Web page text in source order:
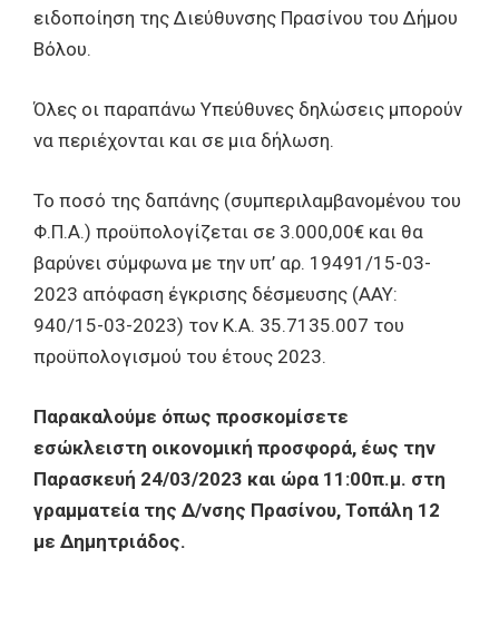
ειδοποίηση της Διεύθυνσης Πρασίνου του Δήμου
Βόλου.
Όλες οι παραπάνω Υπεύθυνες δηλώσεις μπορούν
να περιέχονται και σε μια δήλωση.
Το ποσό της δαπάνης (συμπεριλαμβανομένου του
Φ.Π.Α.) προϋπολογίζεται σε 3.000,00€ και θα
βαρύνει σύμφωνα με την υπ’ αρ. 19491/15-03-
2023 απόφαση έγκρισης δέσμευσης (ΑΑΥ:
940/15-03-2023) τον Κ.Α. 35.7135.007 του
προϋπολογισμού του έτους 2023.
Παρακαλούμε όπως προσκομίσετε
εσώκλειστη οικονομική προσφορά, έως την
Παρασκευή 24/03/2023 και ώρα 11:00π.μ. στη
γραμματεία της Δ/νσης Πρασίνου, Τοπάλη 12
με Δημητριάδος.